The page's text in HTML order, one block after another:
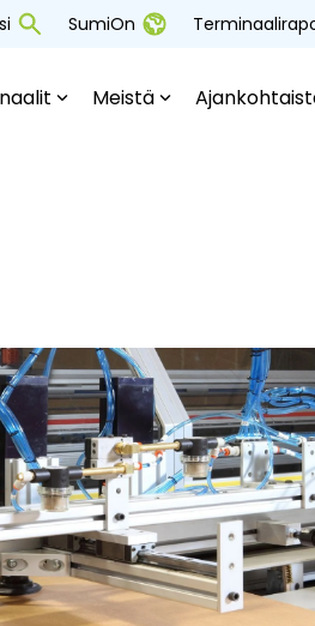
SumiOn
Meistä